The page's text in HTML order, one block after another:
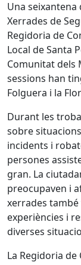
Una
Xerrades de
Regidoria de
Local de Santa
Comunitat dels
sessions han
Folguera i la
Durant les
sobre
incidents i
persones
gran. La
preocupaven i
xerrades
experiències i
diverses
La Regidoria